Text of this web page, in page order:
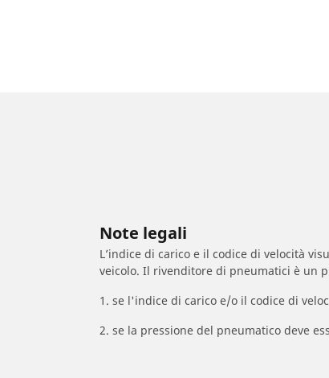
Note legali
L’indice di carico e il codice di velocità
veicolo. Il rivenditore di pneumatici è un
1. se l'indice di carico e/o il codice di
2. se la pressione del pneumatico deve